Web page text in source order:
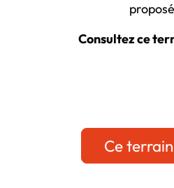
Consultez ce
Ce